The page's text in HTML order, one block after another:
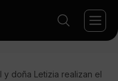
y doña Letizia realizan el